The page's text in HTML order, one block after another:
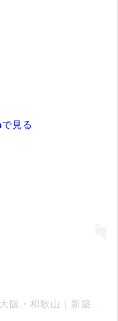
見る
【フジ住宅】ASHITA no KATACHI ｜大阪・和歌山｜新築住宅・平屋(@fuji_ashita_no_katachi)がシェアした投稿